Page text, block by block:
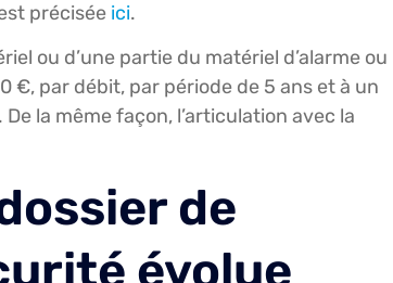
précisée ici.
ou d’une partie du matériel d’alarme ou
€, par débit, par période de 5 ans et à un
la même façon, l’articulation avec la
de
évolue